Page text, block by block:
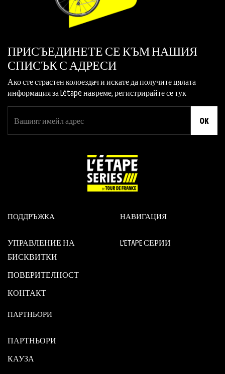
ПРИСЪЕДИНЕТЕ СЕ КЪМ НАШИЯ
СПИСЪК С АДРЕСИ
Ако сте страстен колоездач и искате да получите цялата
информация за Létape навреме, регистрирайте се тук
OK
ПОДДРЪЖКА
УПРАВЛЕНИЕ НА
БИСКВИТКИ
ПОВЕРИТЕЛНОСТ
КОНТАКТ
НАВИГАЦИЯ
L'ETAPE СЕРИИ
ПАРТНЬОРИ
ПАРТНЬОРИ
КАУЗА